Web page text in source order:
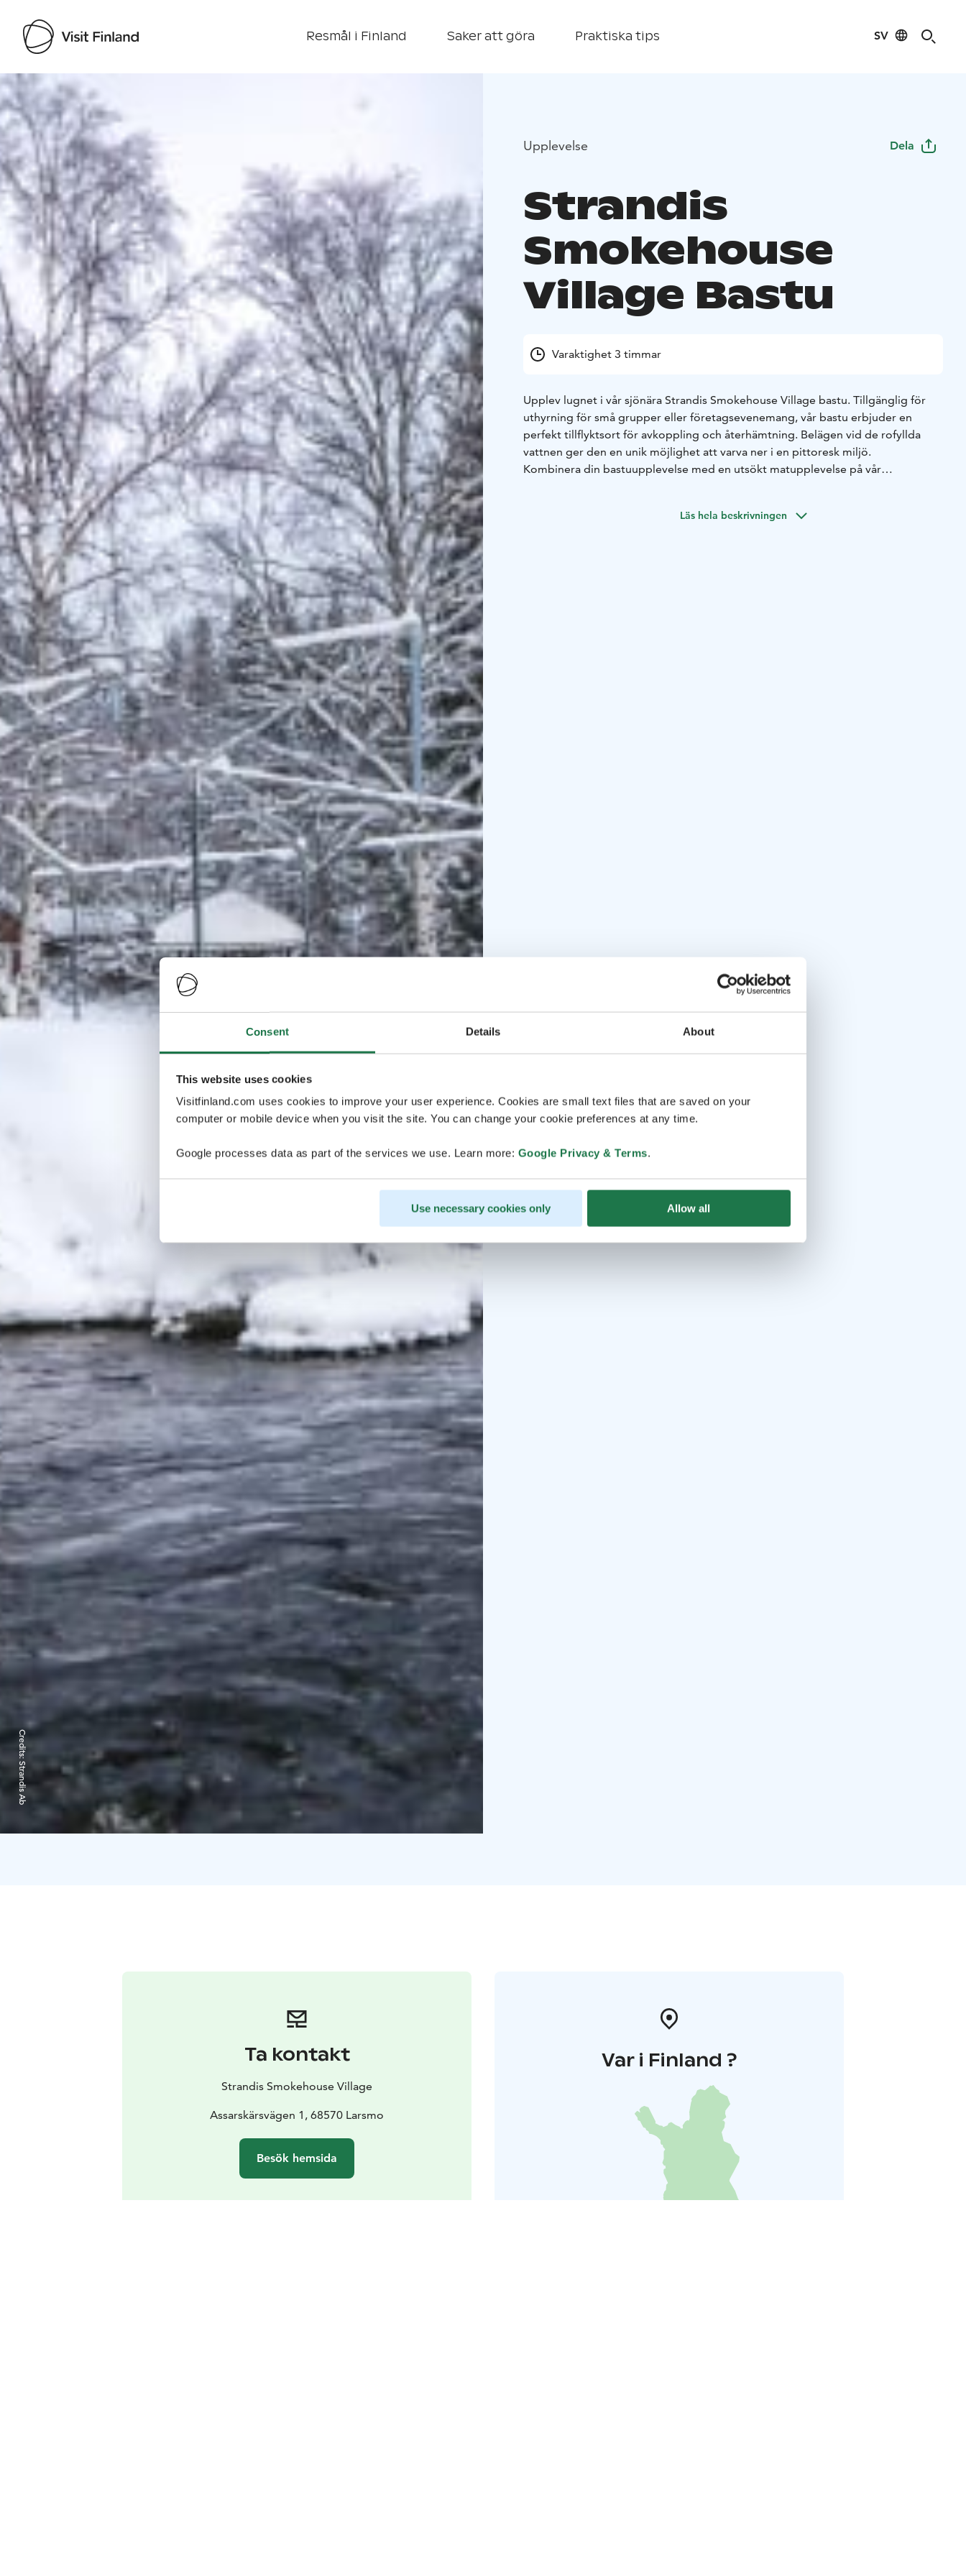
Consent Details About
This website uses cookies
Visitfinland.com uses cookies to improve your user experience. Cookies are small text files that are saved on your
computer or mobile device when you visit the site. You can change your cookie preferences at any time.
Google processes data as part of the services we use. Learn more: Google Privacy & Terms.
Use necessary cookies only Allow all
Resmål i Finland Saker att göra Praktiska tips SV
Visit Finland
Credits:
Strandis Ab
Upplevelse Dela
Strandis
Smokehouse
Village Bastu
Varaktighet 3 timmar
Upplev lugnet i vår sjönära Strandis Smokehouse Village bastu. Tillgänglig för
uthyrning för små grupper eller företagsevenemang, vår bastu erbjuder en
perfekt tillflyktsort för avkoppling och återhämtning. Belägen vid de rofyllda
vattnen ger den en unik möjlighet att varva ner i en pittoresk miljö.
Kombinera din bastuupplevelse med en utsökt matupplevelse på vår
tillställning eller bara en dag med vänner, garanterar Strandis Smokehouse Village
Läs hela beskrivningen
Ta kontakt
Strandis Smokehouse Village
Assarskärsvägen 1, 68570 Larsmo
Besök hemsida
Var i Finland ?